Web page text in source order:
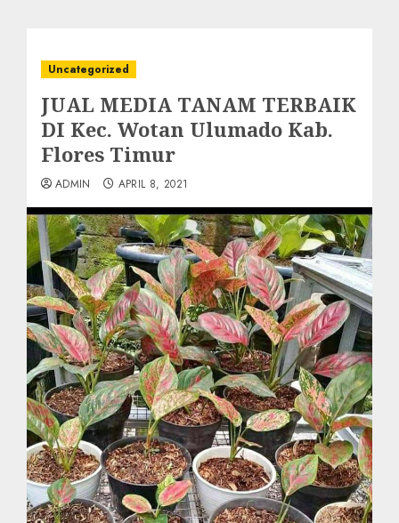
Uncategorized
JUAL MEDIA TANAM TERBAIK
DI Kec. Wotan Ulumado Kab.
Flores Timur
ADMIN APRIL 8, 2021